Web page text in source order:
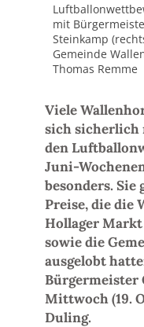
mit
Steinkamp
Gemeinde
Thomas Remme
Viele
sich sicherlich
den
Juni-
besonders. Sie
Preise, die die
Hollager
sowie die
ausgelobt
Bürgermeister
Mittwoch (19.
Duling.